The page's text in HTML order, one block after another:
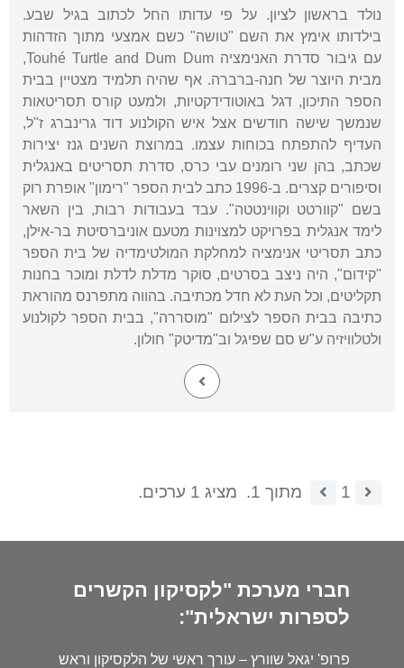
נולד בראשון לציון. על פי עדותו החל לכתוב בגיל שבע.
בילדותו אימץ את השם "טושה" כשם אמצעי מתוך הזדהות
עם גיבור סדרת האנימציה Touhé Turtle and Dum Dum,
מבית היוצר של חנה-ברברה. אף שהיה תלמיד מצטיין בבית
הספר התיכון, דגל באוטודידקטיות, ולמעט קורס תסריטאות
שנמשך שישה חודשים אצל איש הקולנוע דוד גרינברג ז"ל,
העדיף להתפתח בכוחות עצמו. במרוצת השנים גנז יצירות
שכתב, בהן שני רומנים עבי כרס, סדרת תסריטים באנגלית
וסיפורים קצרים. ב-1996 כתב לבית הספר "רימון" אופרת רוק
בשם "קוורטט וקווינטטה". עבד בעבודות רבות, בין השאר
לימד אנגלית בפרויקט למצוינות מטעם אוניברסיטת בר-אילן,
כתב תסריטי אנימציה למחלקת המולטימדיה של בית הספר
"קידום", היה ניצב בסרטים, סוקר מדלת לדלת ומוכר בחנות
תקליטים, וכל העת לא חדל מכתיבה. בהווה מתפרנס מהוראת
כתיבה בבית הספר לצילום "מוסררה", בבית הספר לקולנוע
ולטלוויזיה ע"ש סם שפיגל וב"מדיטק" חולון.
1 מתוך 1. מציג 1 ערכים.
חברי מערכת "לקסיקון הקשרים
לספרות ישראלית":
פרופ' יגאל שוורץ – עורך ראשי של הלקסיקון וראש